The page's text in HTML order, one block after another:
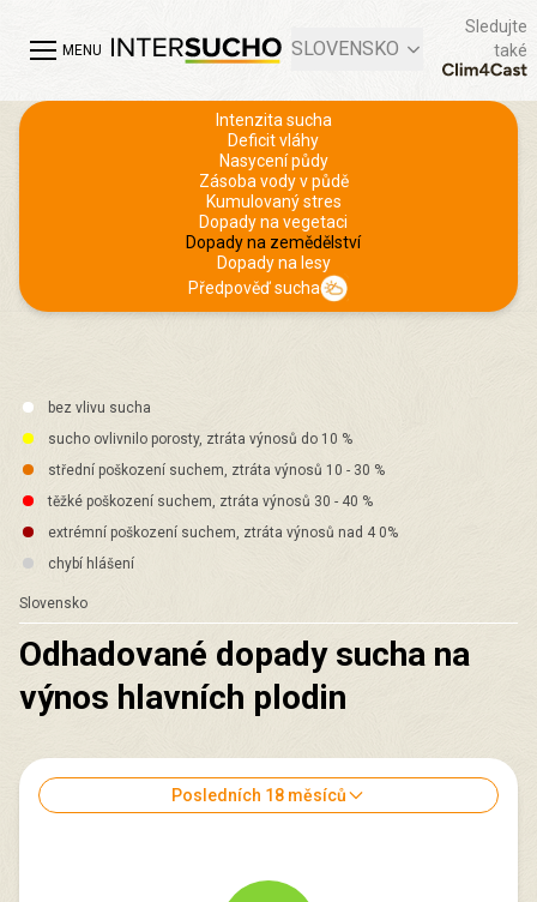
MENU SLOVENSKO
Sledujte
také
Intenzita sucha
Deficit vláhy
Nasycení půdy
Zásoba vody v půdě
Kumulovaný stres
Dopady na vegetaci
Dopady na zemědělství
Dopady na lesy
Předpověď sucha
bez vlivu sucha
sucho ovlivnilo porosty, ztráta výnosů do 10 %
střední poškození suchem, ztráta výnosů 10 - 30 %
těžké poškození suchem, ztráta výnosů 30 - 40 %
extrémní poškození suchem, ztráta výnosů nad 4 0%
chybí hlášení
Slovensko
Odhadované dopady sucha na
výnos hlavních plodin
Posledních 18 měsíců